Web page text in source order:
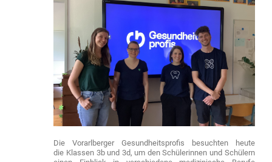
Die Vorarlberger Gesundheitsprofis besuchten heute
die Klassen 3b und 3d, um den Schülerinnen und Schülern